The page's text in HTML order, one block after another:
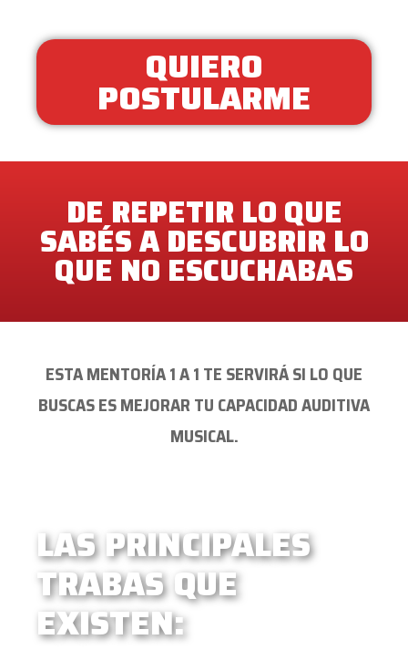
QUIERO
POSTULARME
DE REPETIR LO QUE
SABÉS A DESCUBRIR LO
QUE NO ESCUCHABAS
ESTA MENTORÍA 1 A 1 TE SERVIRÁ SI LO QUE
BUSCAS ES MEJORAR TU CAPACIDAD AUDITIVA
MUSICAL.
LAS PRINCIPALES
TRABAS QUE
EXISTEN: